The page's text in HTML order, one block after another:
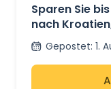
Sparen Sie
nach
denGepostet: 1.